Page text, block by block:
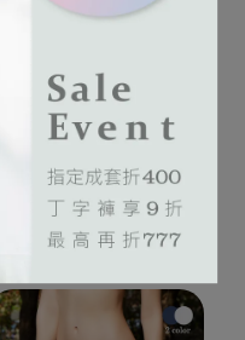
恍若隱約的玥光在葉間跳躍
唱。
角褲 M-XL(晨曦灰)
NT$1,380
加入購物車